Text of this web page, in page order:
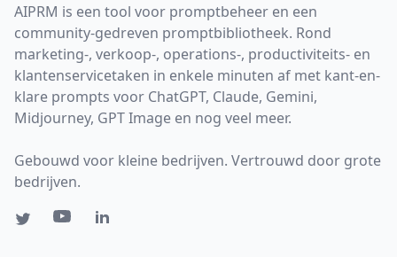
AIPRM is een tool voor promptbeheer en een
community-gedreven promptbibliotheek. Rond
marketing-, verkoop-, operations-, productiviteits- en
klantenservicetaken in enkele minuten af met kant-en-
klare prompts voor ChatGPT, Claude, Gemini,
Midjourney, GPT Image en nog veel meer.
Gebouwd voor kleine bedrijven. Vertrouwd door grote
bedrijven.